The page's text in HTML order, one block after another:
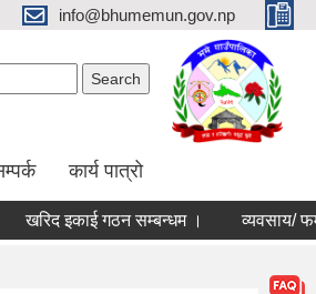
info@bhumemun.gov.np
कार्य पात्रो
इकाई गठन सम्बन्धम । व्यवसाय/ फर्म/